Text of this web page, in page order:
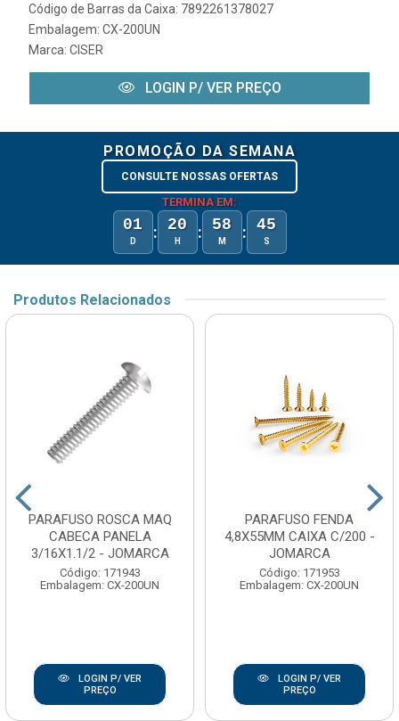
Código de Barras da Caixa: 7892261378027
Embalagem: CX-200UN
Marca: CISER
LOGIN P/ VER PREÇO
PROMOÇÃO DA SEMANA
CONSULTE NOSSAS OFERTAS
TERMINA EM:
01
D : 20
H : 58
M : 45
S
Produtos Relacionados
PARAFUSO ROSCA MAQ
CABECA PANELA
3/16X1.1/2 - JOMARCA
Código: 171943
Embalagem: CX-200UN
LOGIN P/ VER
PREÇO
PARAFUSO FENDA
4,8X55MM CAIXA C/200 -
JOMARCA
Código: 171953
Embalagem: CX-200UN
LOGIN P/ VER
PREÇO